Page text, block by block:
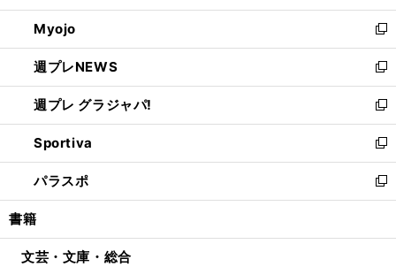
開
く
ウ
で
開
く
ン
ド
ウ
で
開
く
ウ
ィ
ン
ド
ウ
で
開
く
Myojo
新
し
い
ウ
ィ
ン
ド
ウ
で
開
週プレNEWS
新
し
い
ウ
ィ
ン
ド
ウ
開
週プレ グラジャパ!
新
し
い
ウ
ィ
ン
ウ
Sportiva
新
し
い
ウ
ン
パラスポ
新
し
ウ
書籍
文芸・文庫・総合